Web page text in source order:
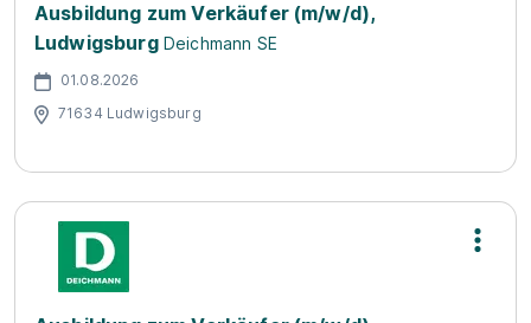
Ausbildung zum Verkäufer (m/w/d),
Ludwigsburg Deichmann SE
01.08.2026
71634 Ludwigsburg